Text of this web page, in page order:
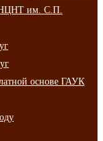
им. С.П.
основе ГАУК